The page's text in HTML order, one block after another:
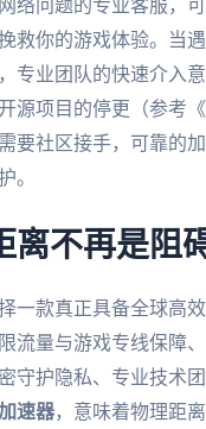
络问题的专业客服，
救你的游戏体验。当
专业团队的快速介入
源项目的停更（参考
要社区接手，可靠的
。
离不再是阻
一款真正具备全球高
流量与游戏专线保障
守护隐私、专业技术
速器，意味着物理距